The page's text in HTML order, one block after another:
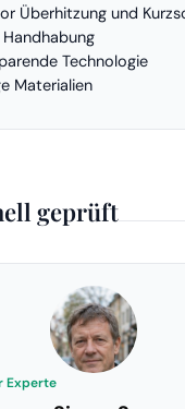
Überhitzung und
Technologie
Materialien
geprüft
Experte